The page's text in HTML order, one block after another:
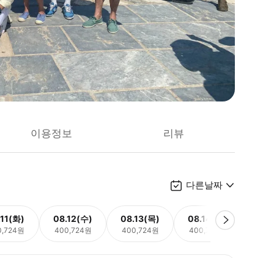
이용정보 리뷰
다른날짜
화)
원
08.12(수)
400,724원
08.13(목)
400,724원
08.14(금)
400,724원